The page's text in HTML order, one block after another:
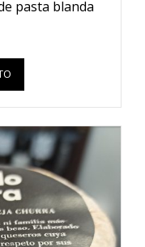
pasta blanda